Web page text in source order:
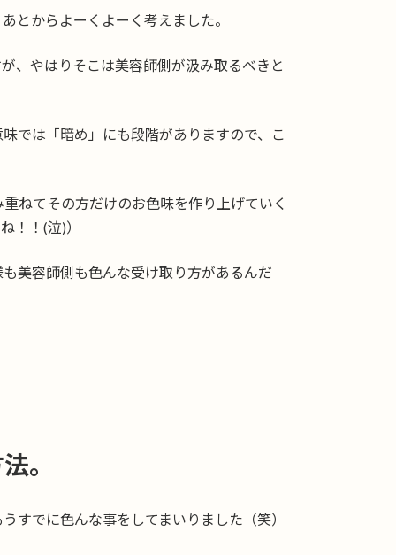
とからよーくよーく考えました。
、やはりそこは美容師側が汲み取るべきと
では「暗め」にも段階がありますので、こ
ねてその方だけのお色味を作り上げていく
！！(泣)）
美容師側も色んな受け取り方があるんだ
。
すでに色んな事をしてまいりました（笑）